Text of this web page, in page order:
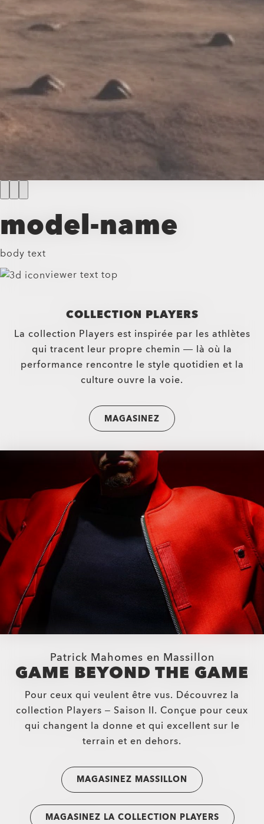
model-name
body text
viewer text top
COLLECTION PLAYERS
La collection Players est inspirée par les athlètes
qui tracent leur propre chemin — là où la
performance rencontre le style quotidien et la
culture ouvre la voie.
MAGASINEZ
Patrick Mahomes en Massillon
GAME BEYOND THE GAME
Pour ceux qui veulent être vus. Découvrez la
collection Players – Saison II. Conçue pour ceux
qui changent la donne et qui excellent sur le
terrain et en dehors.
MAGASINEZ MASSILLON
MAGASINEZ LA COLLECTION PLAYERS